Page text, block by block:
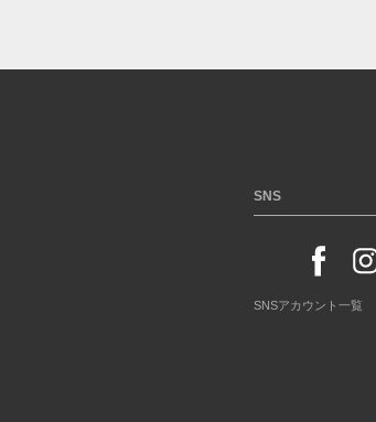
SNS
SNSアカウント一覧